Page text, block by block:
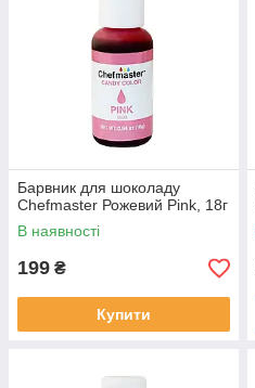
Барвник для шоколаду
Chefmaster Рожевий Pink, 18г
В наявності
199 ₴
Купити